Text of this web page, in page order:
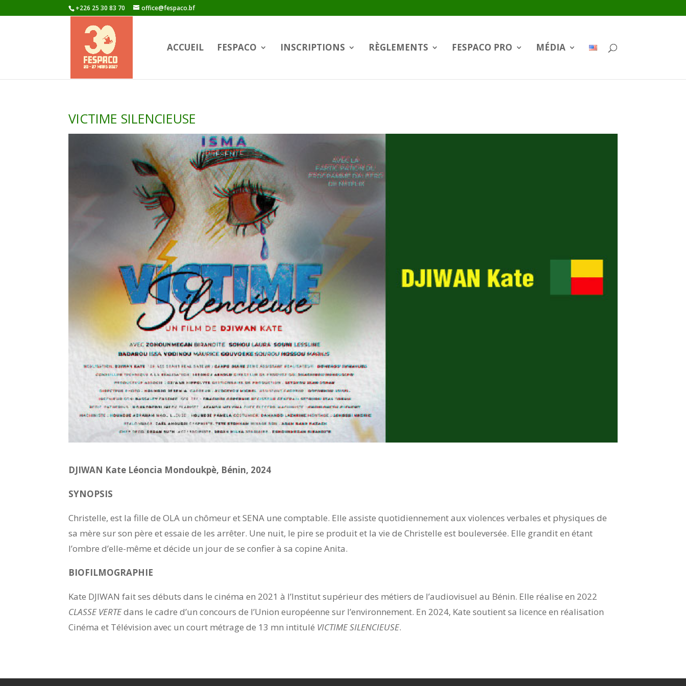
+226 25 30 83 70 office@fespaco.bf
ACCUEIL FESPACO INSCRIPTIONS RÈGLEMENTS FESPACO PRO MÉDIA
VICTIME SILENCIEUSE
DJIWAN Kate Léoncia Mondoukpè, Bénin, 2024
SYNOPSIS
Christelle, est la fille de OLA un chômeur et SENA une comptable. Elle assiste quotidiennement aux violences verbales et physiques de
sa mère sur son père et essaie de les arrêter. Une nuit, le pire se produit et la vie de Christelle est bouleversée. Elle grandit en étant
l’ombre d’elle-même et décide un jour de se confier à sa copine Anita.
BIOFILMOGRAPHIE
Kate DJIWAN fait ses débuts dans le cinéma en 2021 à l’Institut supérieur des métiers de l’audiovisuel au Bénin. Elle réalise en 2022
CLASSE VERTEdans le cadre d’un concours de l’Union européenne sur l’environnement. En 2024, Kate soutient sa licence en réalisation
Cinéma et Télévision avec un court métrage de 13 mn intitulé VICTIME SILENCIEUSE.